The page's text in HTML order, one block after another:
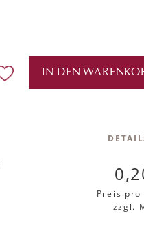
IN DEN
Preis pro
zzgl.